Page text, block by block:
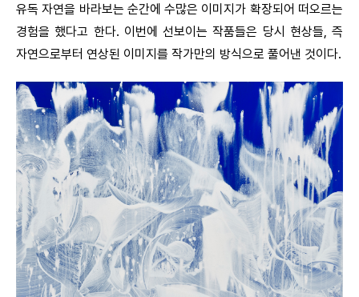
유독 자연을 바라보는 순간에 수많은 이미지가 확장되어 떠오르는
경험을 했다고 한다. 이번에 선보이는 작품들은 당시 현상들, 즉
자연으로부터 연상된 이미지를 작가만의 방식으로 풀어낸 것이다.